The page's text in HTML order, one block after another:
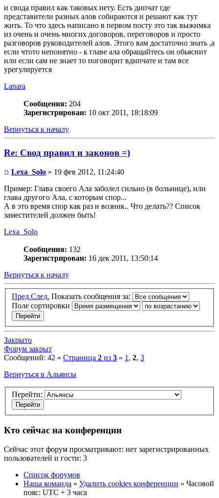
и свода правил как таковых нету. Есть дипчат где
представители разных алов собираются и решают как тут
жить. То что здесь написано в первом посту это так выжимка
из очень и очень многих договоров, переговоров и просто
разговоров руководителей алов. Этого вам достаточно знать ,а
если чтото непонятно - к главе ала обращайтесь он обьяснит
или если сам не знает то поговорит вдипчате и там все
урегулируется
Lanara
Сообщения: 204
Зарегистрирован: 10 окт 2011, 18:18:09
Вернуться к началу
Re: Свод правил и законов =)
Lexa_Solo » 19 фев 2012, 11:24:40
Пример: Глава своего Ала заболел сильно (в больнице), или
глава другого Ала, с которым спор...
А в это время спор как раз и возник.. Что делать?? Список
заместителей должен быть!
Lexa_Solo
Сообщения: 132
Зарегистрирован: 16 дек 2011, 13:50:14
Вернуться к началу
Пред.След. Показать сообщения за:
Поле сортировки
Закрыто
Форум закрыт
Сообщений: 42 » Страница 2 из 3 » 1 , 2, 3
Вернуться в Альянсы
Перейти:
Кто сейчас на конференции
Сейчас этот форум просматривают: нет зарегистрированных
пользователей и гости: 3
Список форумов
Наша команда » Удалить cookies конференции » Часовой
пояс: UTC + 3 часа